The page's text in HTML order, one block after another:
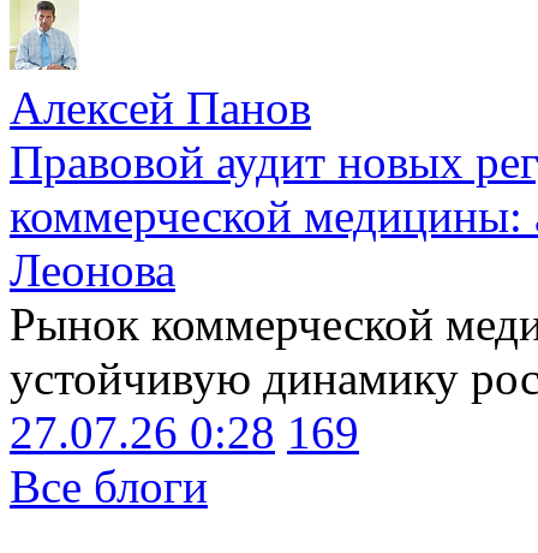
Алексей Панов
Правовой аудит новых
коммерческой медицины:
Леонова
Рынок коммерческой
устойчивую динамику
27.07.26 0:28 169
Все блоги